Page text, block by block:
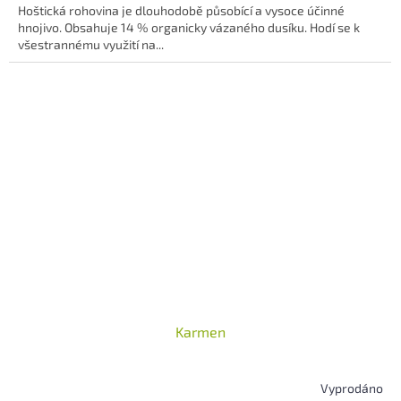
hvězdiček.
Hoštická rohovina je dlouhodobě působící a vysoce účinné
hnojivo. Obsahuje 14 % organicky vázaného dusíku. Hodí se k
všestrannému využití na...
Karmen
Vyprodáno